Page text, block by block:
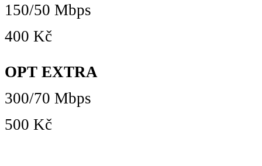
150/50 Mbps
400 Kč
OPT EXTRA
300/70 Mbps
500 Kč